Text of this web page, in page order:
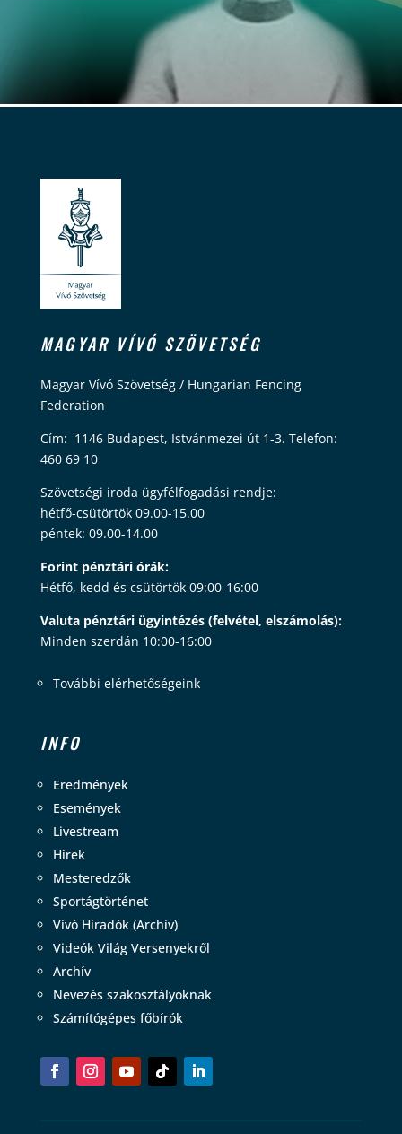
MAGYAR VÍVÓ SZÖVETSÉG
Magyar Vívó Szövetség / Hungarian Fencing
Federation
Cím: 1146 Budapest, Istvánmezei út 1-3. Telefon:
460 69 10
Szövetségi iroda ügyfélfogadási rendje:
hétfő-csütörtök 09.00-15.00
péntek: 09.00-14.00
Forint pénztári órák:
Hétfő, kedd és csütörtök 09:00-16:00
Valuta pénztári ügyintézés (felvétel, elszámolás):
Minden szerdán 10:00-16:00
További elérhetőségeink
INFO
Eredmények
Események
Livestream
Hírek
Mesteredzők
Sportágtörténet
Vívó Híradók (Archív)
Videók Világ Versenyekről
Archív
Nevezés szakosztályoknak
Számítógépes főbírók